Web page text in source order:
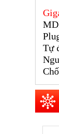
Tự